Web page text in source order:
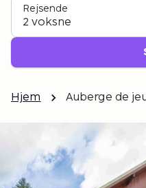
Rejsende
2 voksne
Hjem Auberge de